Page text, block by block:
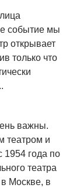
событие мы
открывает
только что
важны.
театром и
1954 года по
театра
Москве, в